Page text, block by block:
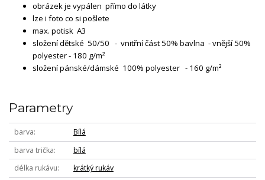
obrázek je vypálen přímo do látky
lze i foto co si pošlete
max. potisk A3
složení dětské 50/50 - vnitřní část 50% bavlna - vnější 50%
polyester - 180 g/m²
složení pánské/dámské 100% polyester - 160 g/m²
Parametry
barva
Bílá
barva trička
bílá
délka rukávu
krátký rukáv